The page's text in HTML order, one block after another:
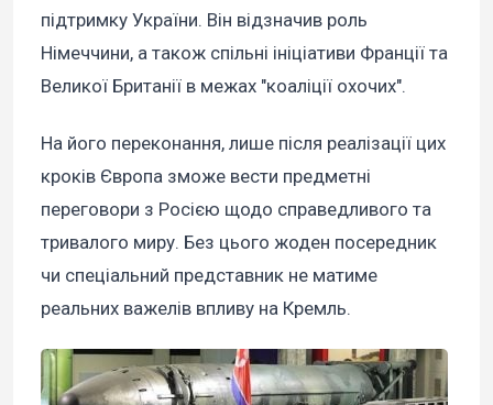
підтримку України. Він відзначив роль
Німеччини, а також спільні ініціативи Франції та
Великої Британії в межах "коаліції охочих".
На його переконання, лише після реалізації цих
кроків Європа зможе вести предметні
переговори з Росією щодо справедливого та
тривалого миру. Без цього жоден посередник
чи спеціальний представник не матиме
реальних важелів впливу на Кремль.